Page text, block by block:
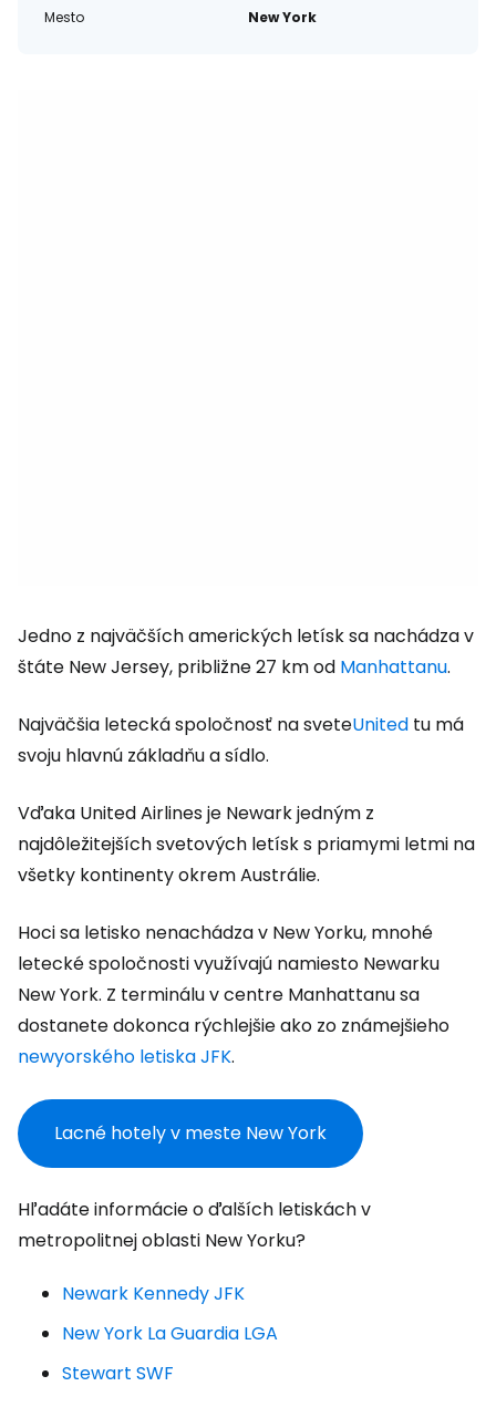
Mesto
New York
Jedno z najväčších amerických letísk sa nachádza v
štáte New Jersey, približne 27 km od Manhattanu.
Najväčšia letecká spoločnosť na sveteUnited tu má
svoju hlavnú základňu a sídlo.
Vďaka United Airlines je Newark jedným z
najdôležitejších svetových letísk s priamymi letmi na
všetky kontinenty okrem Austrálie.
Hoci sa letisko nenachádza v New Yorku, mnohé
letecké spoločnosti využívajú namiesto Newarku
New York. Z terminálu v centre Manhattanu sa
dostanete dokonca rýchlejšie ako zo známejšieho
newyorského letiska JFK.
Lacné hotely v meste New York
Hľadáte informácie o ďalších letiskách v
metropolitnej oblasti New Yorku?
Newark Kennedy JFK
New York La Guardia LGA
Stewart SWF